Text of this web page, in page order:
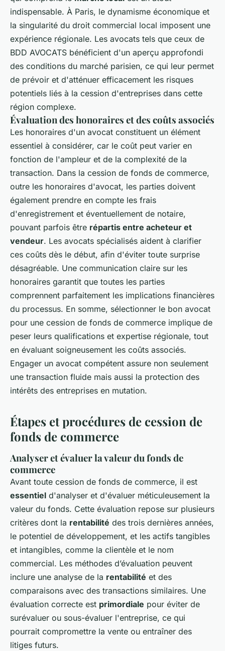
indispensable. À Paris, le dynamisme économique et
la singularité du droit commercial local imposent une
expérience régionale. Les avocats tels que ceux de
BDD AVOCATS bénéficient d'un aperçu approfondi
des conditions du marché parisien, ce qui leur permet
de prévoir et d'atténuer efficacement les risques
potentiels liés à la cession d'entreprises dans cette
région complexe.
Évaluation des honoraires et des coûts associés
Les honoraires d'un avocat constituent un élément
essentiel à considérer, car le coût peut varier en
fonction de l'ampleur et de la complexité de la
transaction. Dans la cession de fonds de commerce,
outre les honoraires d'avocat, les parties doivent
également prendre en compte les frais
d'enregistrement et éventuellement de notaire,
pouvant parfois être répartis entre acheteur et
vendeur. Les avocats spécialisés aident à clarifier
ces coûts dès le début, afin d'éviter toute surprise
désagréable. Une communication claire sur les
honoraires garantit que toutes les parties
comprennent parfaitement les implications financières
du processus. En somme, sélectionner le bon avocat
pour une cession de fonds de commerce implique de
peser leurs qualifications et expertise régionale, tout
en évaluant soigneusement les coûts associés.
Engager un avocat compétent assure non seulement
une transaction fluide mais aussi la protection des
intérêts des entreprises en mutation.
Étapes et procédures de cession de
fonds de commerce
Analyser et évaluer la valeur du fonds de
commerce
Avant toute cession de fonds de commerce, il est
essentiel d'analyser et d'évaluer méticuleusement la
valeur du fonds. Cette évaluation repose sur plusieurs
critères dont la rentabilité des trois dernières années,
le potentiel de développement, et les actifs tangibles
et intangibles, comme la clientèle et le nom
commercial. Les méthodes d’évaluation peuvent
inclure une analyse de la rentabilité et des
comparaisons avec des transactions similaires. Une
évaluation correcte est primordiale pour éviter de
surévaluer ou sous-évaluer l'entreprise, ce qui
pourrait compromettre la vente ou entraîner des
litiges futurs.